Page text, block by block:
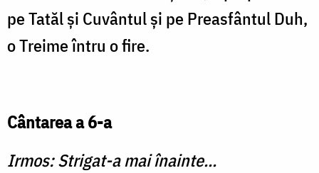
pe Tatăl şi Cuvântul şi pe Preasfântul Duh,
o Treime întru o fire.
Cântarea a 6-a
Irmos: Strigat-a mai înainte...